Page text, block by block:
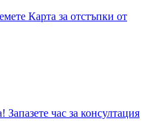
Карта за отстъпки от
Запазете час за консултация